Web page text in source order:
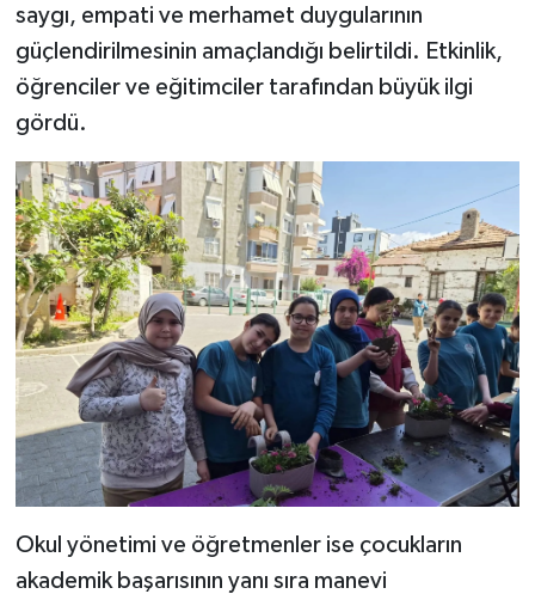
saygı, empati ve merhamet duygularının
güçlendirilmesinin amaçlandığı belirtildi. Etkinlik,
öğrenciler ve eğitimciler tarafından büyük ilgi
gördü.
Okul yönetimi ve öğretmenler ise çocukların
akademik başarısının yanı sıra manevi